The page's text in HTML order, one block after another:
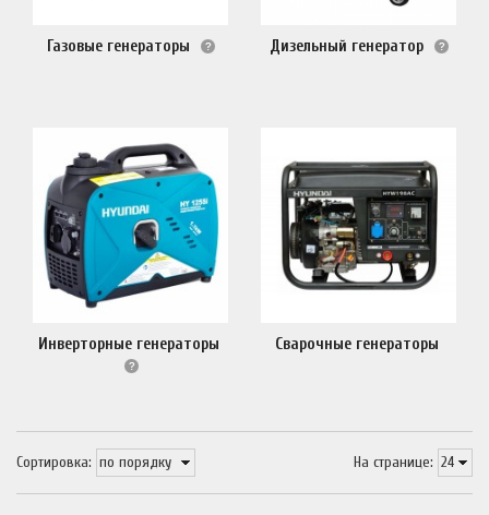
Газовые генераторы Дизельный генератор
Инверторные генераторы Сварочные генераторы
На странице:
Сортировка: